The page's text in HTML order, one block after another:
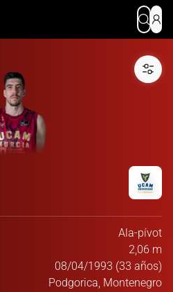
Ala-pívot
2,06 m
08/04/1993 (33 años)
Podgorica, Montenegro